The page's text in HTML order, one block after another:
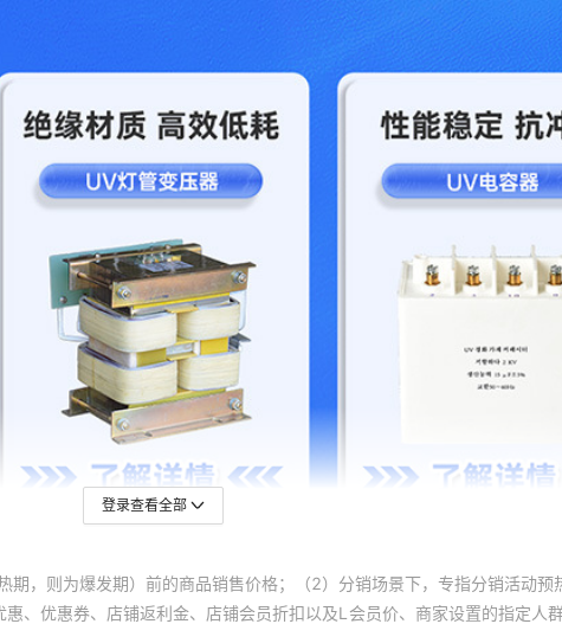
登录查看全部
期，则为爆发期）前的商品销售价格；（2）分销场景下，专指分销活动
、优惠券、店铺返利金、店铺会员折扣以及L会员价、商家设置的指定人